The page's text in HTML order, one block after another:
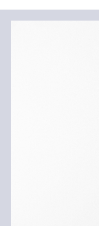
Materiaal:
Niet bleken
Niet
Chemische
Je bestelling wordt
Je kunt je artikelen
Als je onze
dagen gratis